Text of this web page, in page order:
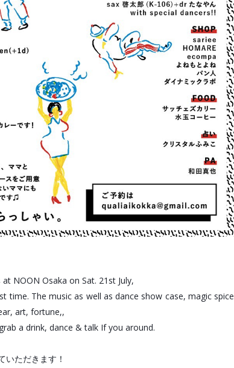
NOON Osaka on Sat. 21st July,
time. The music as well as dance show case, magic spice
art, fortune,,
a drink, dance & talk If you around.
ただきます！